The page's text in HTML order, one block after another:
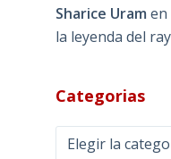
Sharice Uram en
la leyenda del
Categorias
Categorias